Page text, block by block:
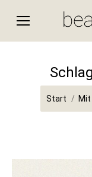
Sie
Start